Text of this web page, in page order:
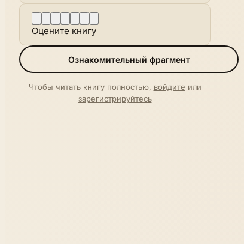
Оцените книгу
Ознакомительный фрагмент
Чтобы читать книгу полностью, войдите или
зарегистрируйтесь